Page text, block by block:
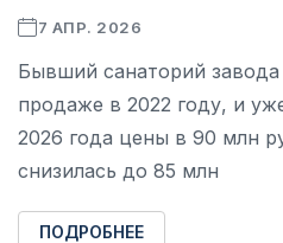
7 АПР. 2026
Бывший санаторий
продаже в 2022 году, и
2026 года цены в 90 млн
снизилась до 85 млн
ПОДРОБНЕЕ